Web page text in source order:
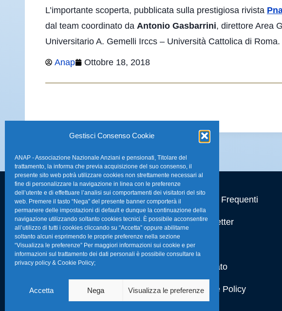
Gestisci Consenso Cookie
ANAP - Associazione Nazionale Anziani e pensionati, Titolare del
trattamento, la informa che previa acquisizione del suo consenso, il
presente sito web potrà utilizzare cookies non strettamente necessari al
fine di personalizzare la navigazione in linea con le preferenze
dell’utente e di effettuare l’analisi sui comportamenti dei visitatori del sito
web. Premere il tasto “Nega” del presente banner comporterà il
permanere delle impostazioni di default e dunque la continuazione della
navigazione utilizzando soltanto cookies tecnici. È possibile acconsentire
all’utilizzo di tutti i cookies cliccando su “Accetta” oppure abilitarne
soltanto alcuni esprimendo le proprie preferenze nella sezione
“Visualizza le preferenze” Per maggiori informazioni sui cookie e per
informazioni sul trattamento dei dati personali è possibile consultare la
privacy policy & Cookie Policy;
Accetta Nega Visualizza le preferenze
L’importante scoperta, pubblicata sulla prestigiosa rivista
dal team coordinato da Antonio Gasbarrini, direttore Area
Universitario A. Gemelli Irccs – Università Cattolica di Roma.
Anap Ottobre 18, 2018
Sede Nazionale Anap Confartigianato:
Indirizzo: Via S. Giovanni in Laterano,
152 – 00184 Roma RM
Telefono: 0670374202
E-mail: anap@confartigianato.it
FAQ – Domande Frequenti
La nostra Newsletter
Link Utili
TG Confartigianato
Privacy & Cookie Policy